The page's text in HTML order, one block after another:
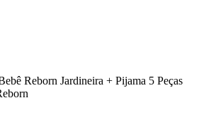
Reborn Jardineira + Pijama 5 Peças